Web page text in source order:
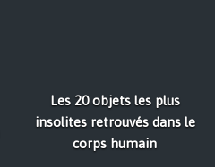
Les 20 objets les plus
insolites retrouvés dans le
corps humain